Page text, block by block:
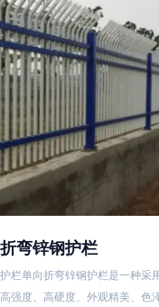
弯锌钢护栏
栏单向折弯锌钢护栏是一种采
强度、高硬度、外观精美、色